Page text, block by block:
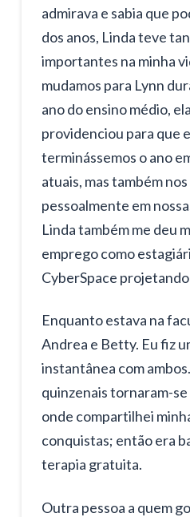
admirava e sabia que
dos anos, Linda teve
importantes na minha
mudamos para Lynn
ano do ensino médio,
providenciou para que
terminássemos o ano
atuais, mas também
pessoalmente em
Linda também me deu
emprego como
CyberSpace
Enquanto estava na
Andrea e Betty. Eu fiz
instantânea com
quinzenais tornaram-
onde compartilhei
conquistas; então era
terapia gratuita.
Outra pessoa a quem